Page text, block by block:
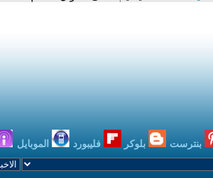
بنترست بلوكر فليبورد الموبايل